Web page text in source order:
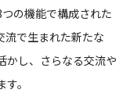
の機能で構成された
流で生まれた新たな
かし、さらなる交流や
。